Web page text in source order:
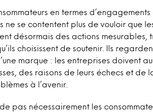
en termes d’engagements
ne se contentent plus de vouloir que
désormais des actions mesurables,
choisissent de soutenir. Ils
marque : les entreprises doivent
des raisons de leurs échecs et de
à l’avenir.
pas nécessairement les